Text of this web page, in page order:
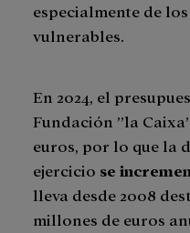
especialmente de
vulnerables.
En 2024, el
Fundación ”la
euros, por lo que la
ejercicio se
lleva desde 2008
millones de euros